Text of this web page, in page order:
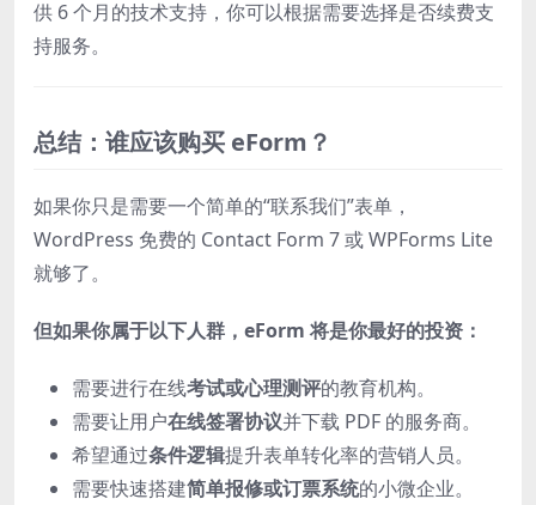
供 6 个月的技术支持，你可以根据需要选择是否续费支
持服务。
总结：谁应该购买 eForm？
如果你只是需要一个简单的“联系我们”表单，
WordPress 免费的 Contact Form 7 或 WPForms Lite
就够了。
但如果你属于以下人群，eForm 将是你最好的投资：
需要进行在线考试或心理测评的教育机构。
需要让用户在线签署协议并下载 PDF 的服务商。
希望通过条件逻辑提升表单转化率的营销人员。
需要快速搭建简单报修或订票系统的小微企业。